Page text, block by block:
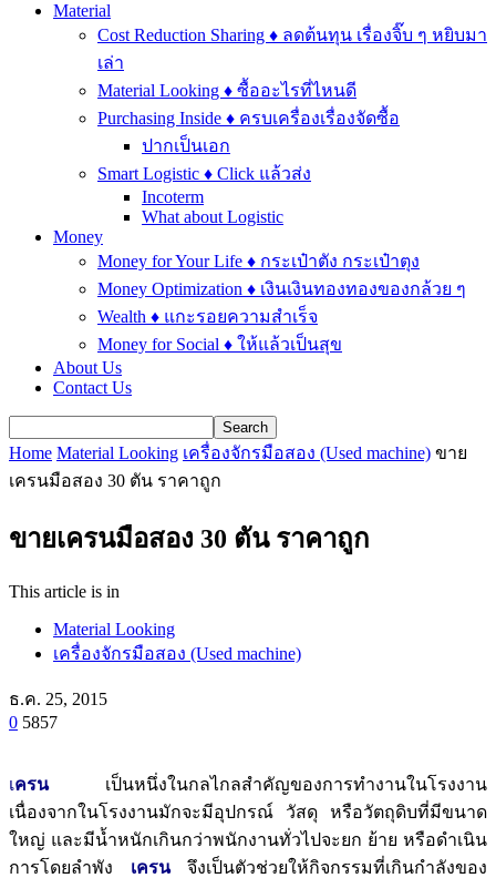
Material
Cost Reduction Sharing ♦ ลดต้นทุน เรื่องจิ๊บ ๆ หยิบมา
เล่า
Material Looking ♦ ซื้ออะไรที่ไหนดี
Purchasing Inside ♦ ครบเครื่องเรื่องจัดซื้อ
ปากเป็นเอก
Smart Logistic ♦ Click แล้วส่ง
Incoterm
What about Logistic
Money
Money for Your Life ♦ กระเป๋าตัง กระเป๋าตุง
Money Optimization ♦ เงินเงินทองทองของกล้วย ๆ
Wealth ♦ แกะรอยความสำเร็จ
Money for Social ♦ ให้แล้วเป็นสุข
About Us
Contact Us
Home Material Looking เครื่องจักรมือสอง (Used machine) ขาย
เครนมือสอง 30 ตัน ราคาถูก
ขายเครนมือสอง 30 ตัน ราคาถูก
This article is in
Material Looking
เครื่องจักรมือสอง (Used machine)
ธ.ค. 25, 2015
0 5857
เครนเป็นหนึ่งในกลไกลสำคัญของการทำงานในโรงงาน
เนื่องจากในโรงงานมักจะมีอุปกรณ์ วัสดุ หรือวัตถุดิบที่มีขนาด
ใหญ่ และมีน้ำหนักเกินกว่าพนักงานทั่วไปจะยก ย้าย หรือดำเนิน
การโดยลำพัง เครนจึงเป็นตัวช่วยให้กิจกรรมที่เกินกำลังของ